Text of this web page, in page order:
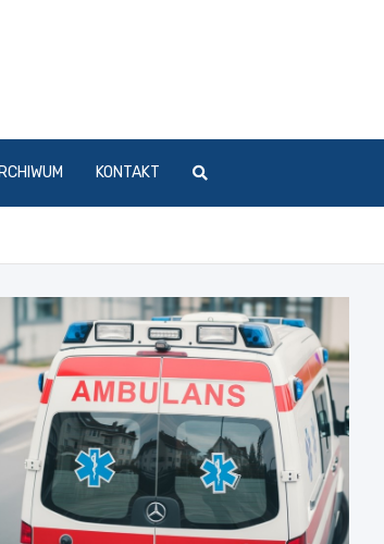
KONTAKT